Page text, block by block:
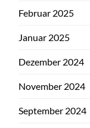
Februar 2025
Januar 2025
Dezember 2024
November 2024
September 2024